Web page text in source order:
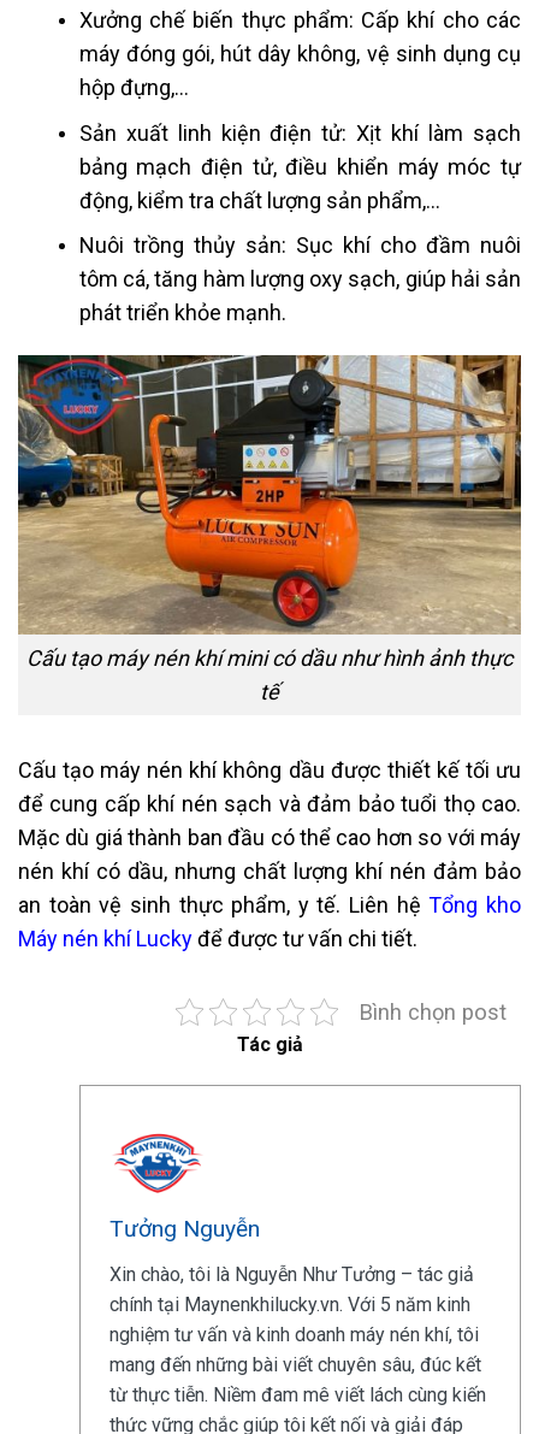
Xưởng chế biến thực phẩm: Cấp khí cho các
máy đóng gói, hút dây không, vệ sinh dụng cụ
hộp đựng,…
Sản xuất linh kiện điện tử: Xịt khí làm sạch
bảng mạch điện tử, điều khiển máy móc tự
động, kiểm tra chất lượng sản phẩm,…
Nuôi trồng thủy sản: Sục khí cho đầm nuôi
tôm cá, tăng hàm lượng oxy sạch, giúp hải sản
phát triển khỏe mạnh.
Cấu tạo máy nén khí mini có dầu như hình ảnh thực
tế
Cấu tạo máy nén khí không dầu được thiết kế tối ưu
để cung cấp khí nén sạch và đảm bảo tuổi thọ cao.
Mặc dù giá thành ban đầu có thể cao hơn so với máy
nén khí có dầu, nhưng chất lượng khí nén đảm bảo
an toàn vệ sinh thực phẩm, y tế. Liên hệTổng kho
Máy nén khí Luckyđể được tư vấn chi tiết.
Bình chọn post
Tác giả
Tưởng Nguyễn
Xin chào, tôi là Nguyễn Như Tưởng – tác giả
chính tại Maynenkhilucky.vn. Với 5 năm kinh
nghiệm tư vấn và kinh doanh máy nén khí, tôi
mang đến những bài viết chuyên sâu, đúc kết
từ thực tiễn. Niềm đam mê viết lách cùng kiến
thức vững chắc giúp tôi kết nối và giải đáp